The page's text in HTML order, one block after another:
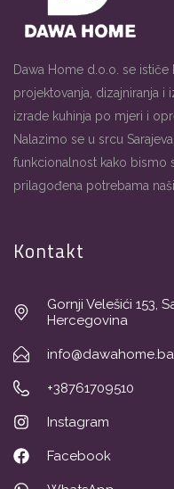
Dawa Home d.o.o. se
projektovanja, dizajniranja i
izrade kuhinja po mjeri i
Nalazimo se u srcu
funkcionalnost kako bismo
prilagođena potrebama
Kontakt
Gornji Velešići 153,
Hercegovina
info@dawahome.ba
+38761709510
Instagram
Facebook